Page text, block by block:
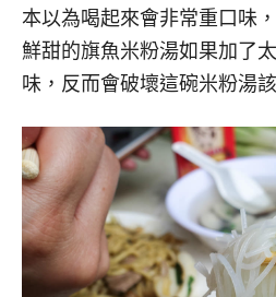
本以為喝起來會非常重口味
鮮甜的旗魚米粉湯如果加了
味，反而會破壞這碗米粉湯